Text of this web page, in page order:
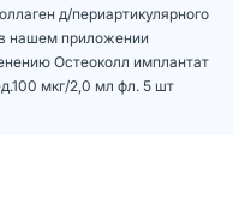
д/периартикулярного
нашем приложении
Остеоколл имплантат
мкг/2,0 мл фл. 5 шт